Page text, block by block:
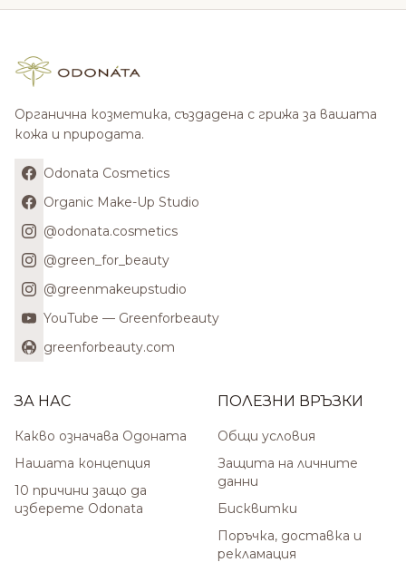
Органична козметика, създадена с грижа за вашата
кожа и природата.
Odonata Cosmetics
Organic Make-Up Studio
@odonata.cosmetics
@green_for_beauty
@greenmakeupstudio
YouTube — Greenforbeauty
greenforbeauty.com
ЗА НАС
Какво означава Одоната
Нашата концепция
10 причини защо да
изберете Odonata
ПОЛЕЗНИ ВРЪЗКИ
Общи условия
Защита на личните
данни
Бисквитки
Поръчка, доставка и
рекламация